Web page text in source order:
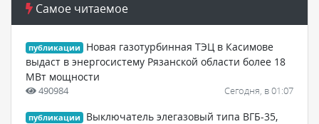
Самое читаемое
публикации
Новая газотурбинная ТЭЦ в Касимове
выдаст в энергосистему Рязанской области более 18
МВт мощности
490984 Сегодня, в 01:07
публикации
Выключатель элегазовый типа ВГБ-35,